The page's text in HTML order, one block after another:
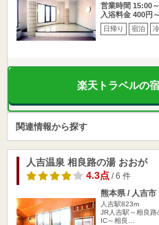
営業時間 15:00
入浴料金 400円～
日帰り 宿泊
楽天トラベルの
関連情報から探す
人吉温泉 相良路の湯 おおが
4.3点/ 6 件
熊本県 / 人吉市
人吉駅823m
JR人吉駅～相良
IC～相良…